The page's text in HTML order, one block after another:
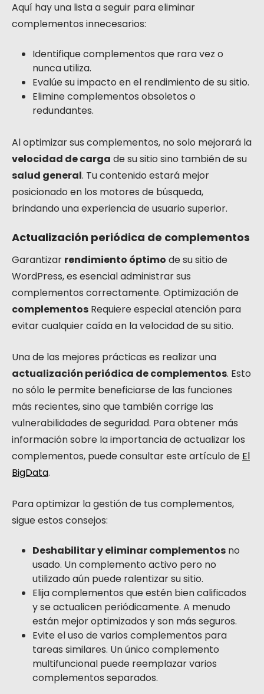
Aquí hay una lista a seguir para eliminar
complementos innecesarios:
Identifique complementos que rara vez o
nunca utiliza.
Evalúe su impacto en el rendimiento de su sitio.
Elimine complementos obsoletos o
redundantes.
Al optimizar sus complementos, no solo mejorará la
velocidad de carga de su sitio sino también de su
salud general. Tu contenido estará mejor
posicionado en los motores de búsqueda,
brindando una experiencia de usuario superior.
Actualización periódica de complementos
Garantizar rendimiento óptimo de su sitio de
WordPress, es esencial administrar sus
complementos correctamente. Optimización de
complementos Requiere especial atención para
evitar cualquier caída en la velocidad de su sitio.
Una de las mejores prácticas es realizar una
actualización periódica de complementos. Esto
no sólo le permite beneficiarse de las funciones
más recientes, sino que también corrige las
vulnerabilidades de seguridad. Para obtener más
información sobre la importancia de actualizar los
complementos, puede consultar este artículo de El
BigData.
Para optimizar la gestión de tus complementos,
sigue estos consejos:
Deshabilitar y eliminar complementos no
usado. Un complemento activo pero no
utilizado aún puede ralentizar su sitio.
Elija complementos que estén bien calificados
y se actualicen periódicamente. A menudo
están mejor optimizados y son más seguros.
Evite el uso de varios complementos para
tareas similares. Un único complemento
multifuncional puede reemplazar varios
complementos separados.